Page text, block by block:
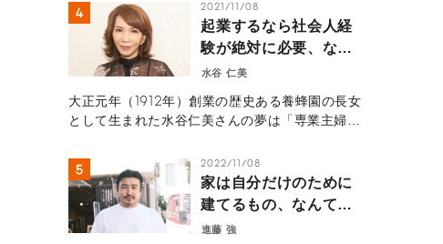
へと家を開き、新たな人生を歩み始めた物語を紹
介します。
2021/11/08
起業するなら社会人経
験が絶対に必要、なん
てない。
水谷 仁美
大正元年（1912年）創業の歴史ある養蜂園の長女
として生まれた水谷仁美さんの夢は「専業主婦に
職することなく幸せな結婚を遂げ、アメリカで主
婦として子育てにまい進していた。しかし、社会
人経験もなく会社経営のイロハすら皆無だった彼
女が、2004年にビューティーブランド
『HACCI（ハッチ）』を創業し、最高経営責任者
2022/11/08
家は自分だけのために
建てるもの、なんてな
い。【前編】
進藤 強